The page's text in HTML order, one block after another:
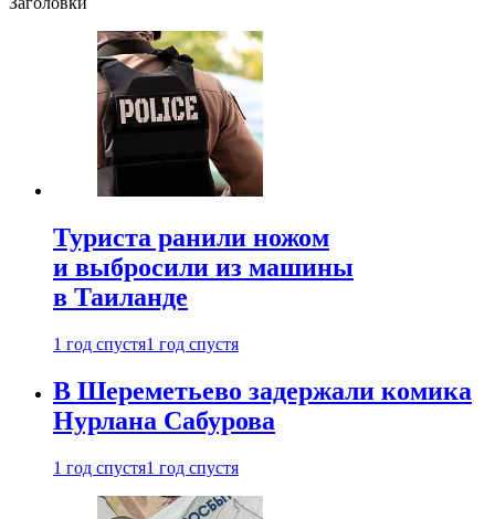
Туриста ранили ножом
и выбросили из машины
в Таиланде
1 год спустя1 год спустя
В Шереметьево задержали комика
Нурлана Сабурова
1 год спустя1 год спустя